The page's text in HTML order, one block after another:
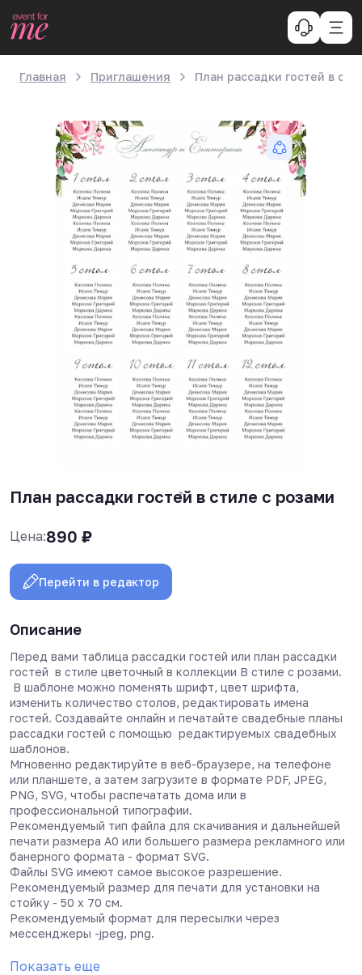
Главная Приглашения План рассадки гостей в
План рассадки гостей в стиле с розами
Цена:890 ₽
Перейти в редактор
Описание
Перед вами таблица рассадки гостей или план рассадки
гостей в стиле цветочный в коллекции В стиле с розами.
В шаблоне можно поменять шрифт, цвет шрифта,
изменить количество столов, редактировать имена
гостей. Создавайте онлайн и печатайте свадебные планы
рассадки гостей с помощью редактируемых свадебных
шаблонов.
Мгновенно редактируйте в веб-браузере, на телефоне
или планшете, а затем загрузите в формате PDF, JPEG,
PNG, SVG, чтобы распечатать дома или в
профессиональной типографии.
Рекомендуемый тип файла для скачивания и дальнейшей
печати размера А0 или большего размера рекламного или
банерного формата - формат SVG.
Файлы SVG имеют самое высокое разрешение.
Рекомендуемый размер для печати для установки на
стойку - 50 х 70 см.
Рекомендуемый формат для пересылки через
мессенджеры -jpeg, png.
Показать еще